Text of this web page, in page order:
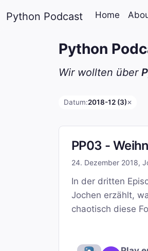
Python Podcast Home
Python
Wir wollten über
Datum:2018-12 (3)✕
PP03 -
24. Dezember 2018,
In der dritten
Jochen erzählt,
chaotisch diese